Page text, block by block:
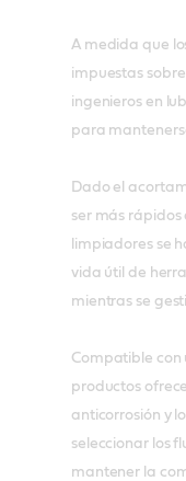
A medida que
impuestas
ingenieros en
para
Dado el
ser más rápidos
limpiadores se
vida útil de
mientras se
Compatible con
productos
anticorrosión y
seleccionar los
mantener la